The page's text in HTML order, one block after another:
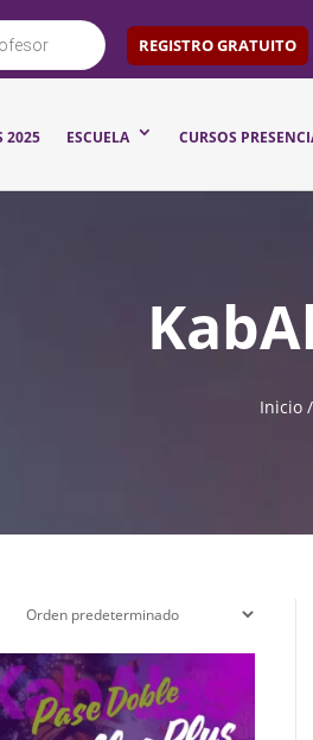
REGISTRO GRATUITO
2025 ESCUELA CURSOS
Inicio/